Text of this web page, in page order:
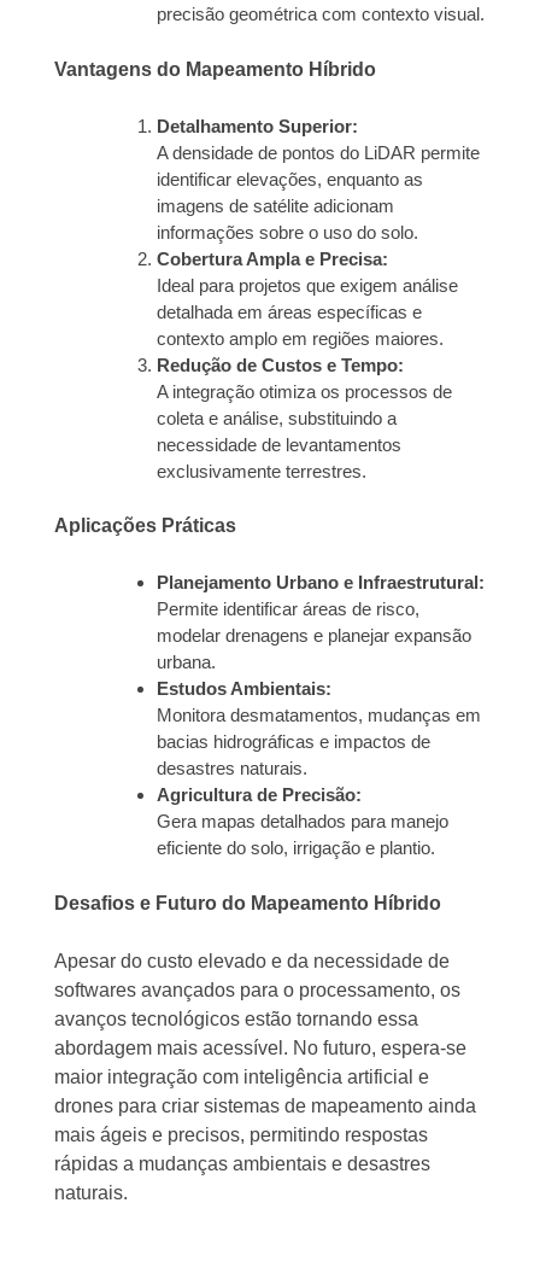
precisão geométrica com contexto visual.
Vantagens do Mapeamento Híbrido
Detalhamento Superior:
A densidade de pontos do LiDAR permite
identificar elevações, enquanto as
imagens de satélite adicionam
informações sobre o uso do solo.
Cobertura Ampla e Precisa:
Ideal para projetos que exigem análise
detalhada em áreas específicas e
contexto amplo em regiões maiores.
Redução de Custos e Tempo:
A integração otimiza os processos de
coleta e análise, substituindo a
necessidade de levantamentos
exclusivamente terrestres.
Aplicações Práticas
Planejamento Urbano e Infraestrutural:
Permite identificar áreas de risco,
modelar drenagens e planejar expansão
urbana.
Estudos Ambientais:
Monitora desmatamentos, mudanças em
bacias hidrográficas e impactos de
desastres naturais.
Agricultura de Precisão:
Gera mapas detalhados para manejo
eficiente do solo, irrigação e plantio.
Desafios e Futuro do Mapeamento Híbrido
Apesar do custo elevado e da necessidade de
softwares avançados para o processamento, os
avanços tecnológicos estão tornando essa
abordagem mais acessível. No futuro, espera-se
maior integração com inteligência artificial e
drones para criar sistemas de mapeamento ainda
mais ágeis e precisos, permitindo respostas
rápidas a mudanças ambientais e desastres
naturais.